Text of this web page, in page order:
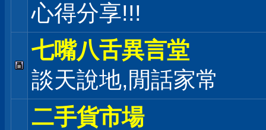
心得分享!!!
七嘴八舌異言堂
談天說地,閒話家常
二手貨市場